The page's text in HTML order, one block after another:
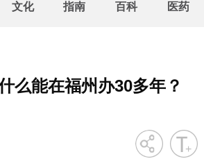
文化 指南 百科 医药
么能在福州办30多年？
字号